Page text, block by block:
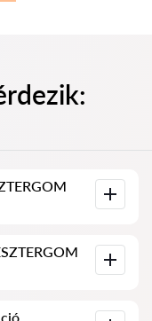
értékelések,